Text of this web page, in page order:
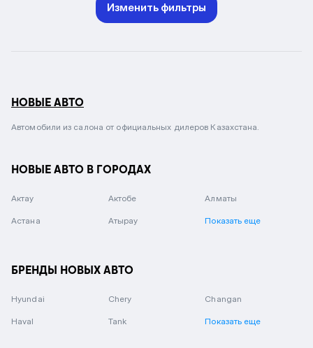
Изменить фильтры
НОВЫЕ АВТО
Автомобили из салона от официальных дилеров Казахстана.
НОВЫЕ АВТО В ГОРОДАХ
Актау Актобе Алматы
Астана Атырау Показать еще
БРЕНДЫ НОВЫХ АВТО
Hyundai Chery Changan
Haval Tank Показать еще